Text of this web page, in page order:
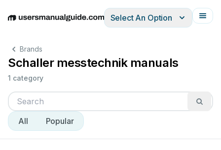
EnglishDeutschEspañolItalianoFrançais
Select An Option
Brands
Schaller messtechnik manuals
1 category
All Popular